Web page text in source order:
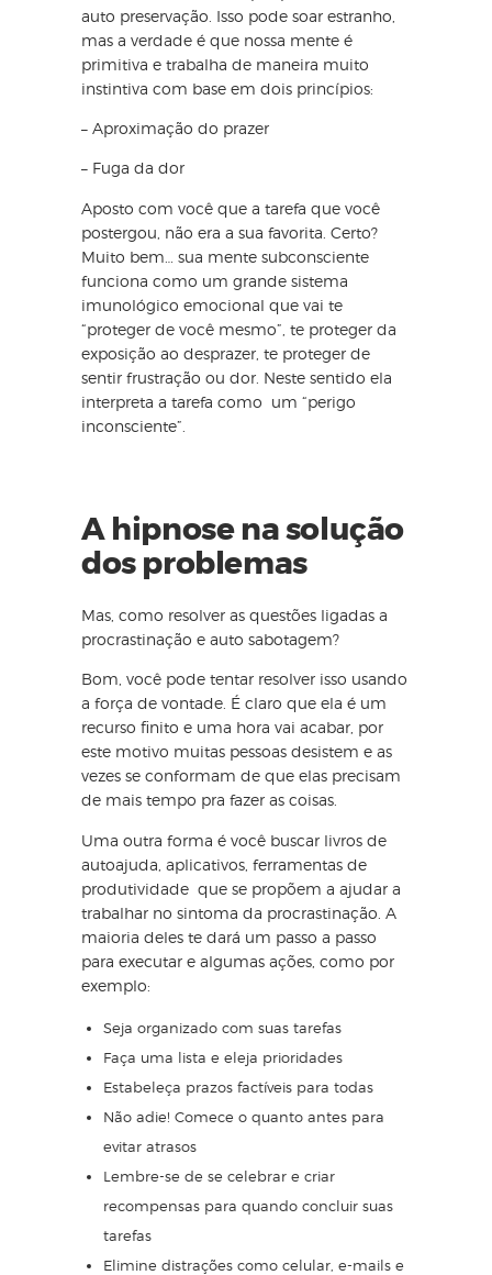
auto preservação. Isso pode soar estranho,
mas a verdade é que nossa mente é
primitiva e trabalha de maneira muito
instintiva com base em dois princípios:
– Aproximação do prazer
– Fuga da dor
Aposto com você que a tarefa que você
postergou, não era a sua favorita. Certo?
Muito bem… sua mente subconsciente
funciona como um grande sistema
imunológico emocional que vai te
“proteger de você mesmo”, te proteger da
exposição ao desprazer, te proteger de
sentir frustração ou dor. Neste sentido ela
interpreta a tarefa como um “perigo
inconsciente”.
A hipnose na solução
dos problemas
Mas, como resolver as questões ligadas a
procrastinação e auto sabotagem?
Bom, você pode tentar resolver isso usando
a força de vontade. É claro que ela é um
recurso finito e uma hora vai acabar, por
este motivo muitas pessoas desistem e as
vezes se conformam de que elas precisam
de mais tempo pra fazer as coisas.
Uma outra forma é você buscar livros de
autoajuda, aplicativos, ferramentas de
produtividade que se propõem a ajudar a
trabalhar no sintoma da procrastinação. A
maioria deles te dará um passo a passo
para executar e algumas ações, como por
exemplo:
Seja organizado com suas tarefas
Faça uma lista e eleja prioridades
Estabeleça prazos factíveis para todas
Não adie! Comece o quanto antes para
evitar atrasos
Lembre-se de se celebrar e criar
recompensas para quando concluir suas
tarefas
Elimine distrações como celular, e-mails e